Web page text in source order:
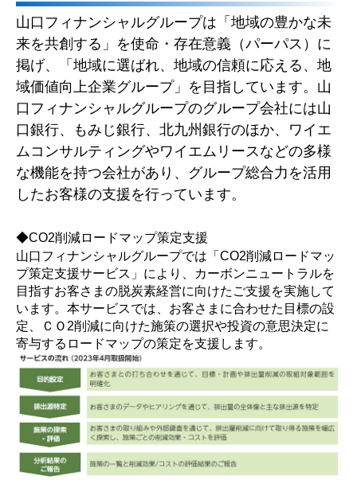
山口フィナンシャルグループは「地域の豊かな未
来を共創する」を使命・存在意義（パーパス）に
掲げ、「地域に選ばれ、地域の信頼に応える、地
域価値向上企業グループ」を目指しています。山
口フィナンシャルグループのグループ会社には山
口銀行、もみじ銀行、北九州銀行のほか、ワイエ
ムコンサルティングやワイエムリースなどの多様
な機能を持つ会社があり、グループ総合力を活用
したお客様の支援を行っています。
◆CO2削減ロードマップ策定支援
山口フィナンシャルグループでは「CO2削減ロードマッ
プ策定支援サービス」により、カーボンニュートラルを
目指すお客さまの脱炭素経営に向けたご支援を実施して
います。本サービスでは、お客さまに合わせた目標の設
定、ＣＯ2削減に向けた施策の選択や投資の意思決定に
寄与するロードマップの策定を支援します。